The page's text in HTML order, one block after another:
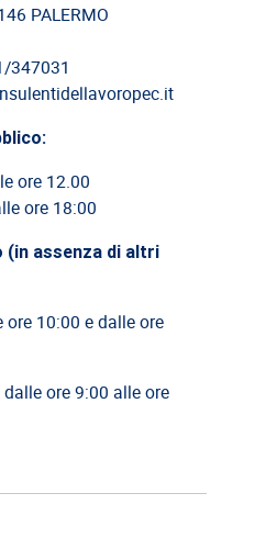
con email
del direttore dei lavori
informazione-formazione
PALERMO
347031
ore 12.00
ore 18:00
(in assenza di altri
10:00 e dalle ore
ore 9:00 alle ore